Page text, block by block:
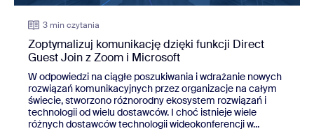
3 min czytania
Zoptymalizuj komunikację dzięki funkcji Direct
Guest Join z Zoom i Microsoft
W odpowiedzi na ciągłe poszukiwania i wdrażanie nowych
rozwiązań komunikacyjnych przez organizacje na całym
świecie, stworzono różnorodny ekosystem rozwiązań i
technologii od wielu dostawców. I choć istnieje wiele
różnych dostawców technologii wideokonferencji w...